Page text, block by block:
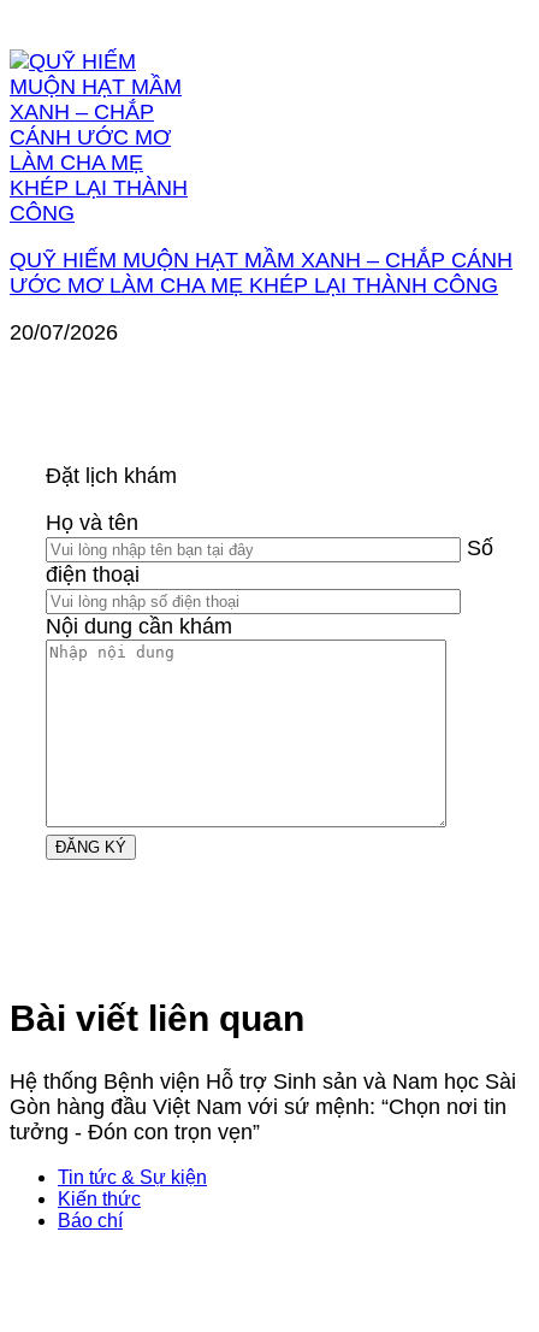
QUỸ HIẾM MUỘN HẠT MẦM XANH – CHẮP CÁNH
ƯỚC MƠ LÀM CHA MẸ KHÉP LẠI THÀNH CÔNG
20/07/2026
Đặt lịch khám
Họ và tên
Số
điện thoại
Nội dung cần khám
Bài viết liên quan
Hệ thống Bệnh viện Hỗ trợ Sinh sản và Nam học Sài
Gòn hàng đầu Việt Nam với sứ mệnh: “Chọn nơi tin
tưởng - Đón con trọn vẹn”
Tin tức & Sự kiện
Kiến thức
Báo chí